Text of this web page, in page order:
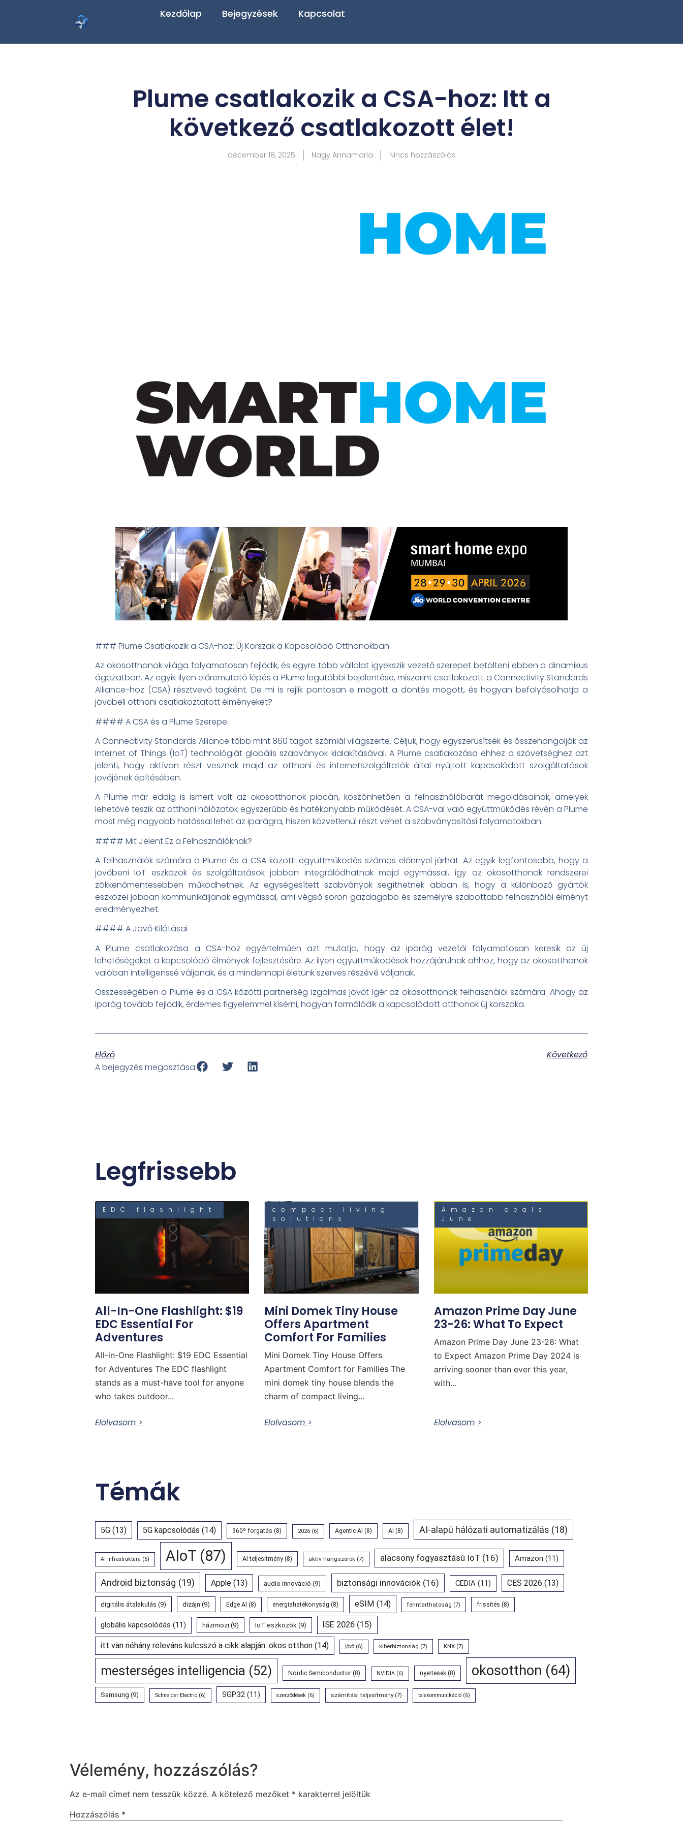
Kezdőlap Bejegyzések Kapcsolat
Plume csatlakozik a CSA-hoz: Itt a
következő csatlakozott élet!
december 18, 2025 Nagy Annamaria Nincs hozzászólás
### Plume Csatlakozik a CSA-hoz: Új Korszak a Kapcsolódó Otthonokban
Az okosotthonok világa folyamatosan fejlődik, és egyre több vállalat igyekszik vezető szerepet betölteni ebben a dinamikus
ágazatban. Az egyik ilyen előremutató lépés a Plume legutóbbi bejelentése, miszerint csatlakozott a Connectivity Standards
Alliance-hoz (CSA) résztvevő tagként. De mi is rejlik pontosan e mögött a döntés mögött, és hogyan befolyásolhatja a
jövőbeli otthoni csatlakoztatott élményeket?
#### A CSA és a Plume Szerepe
A Connectivity Standards Alliance több mint 860 tagot számlál világszerte. Céljuk, hogy egyszerűsítsék és összehangolják az
Internet of Things (IoT) technológiát globális szabványok kialakításával. A Plume csatlakozása ehhez a szövetséghez azt
jelenti, hogy aktívan részt vesznek majd az otthoni és internetszolgáltatók által nyújtott kapcsolódott szolgáltatások
jövőjének építésében.
A Plume már eddig is ismert volt az okosotthonok piacán, köszönhetően a felhasználóbarát megoldásainak, amelyek
lehetővé teszik az otthoni hálózatok egyszerűbb és hatékonyabb működését. A CSA-val való együttműködés révén a Plume
most még nagyobb hatással lehet az iparágra, hiszen közvetlenül részt vehet a szabványosítási folyamatokban.
#### Mit Jelent Ez a Felhasználóknak?
A felhasználók számára a Plume és a CSA közötti együttműködés számos előnnyel járhat. Az egyik legfontosabb, hogy a
jövőbeni IoT eszközök és szolgáltatások jobban integrálódhatnak majd egymással, így az okosotthonok rendszerei
zökkenőmentesebben működhetnek. Az egységesített szabványok segíthetnek abban is, hogy a különböző gyártók
eszközei jobban kommunikáljanak egymással, ami végső soron gazdagabb és személyre szabottabb felhasználói élményt
eredményezhet.
#### A Jövő Kilátásai
A Plume csatlakozása a CSA-hoz egyértelműen azt mutatja, hogy az iparág vezetői folyamatosan keresik az új
lehetőségeket a kapcsolódó élmények fejlesztésére. Az ilyen együttműködések hozzájárulnak ahhoz, hogy az okosotthonok
valóban intelligenssé váljanak, és a mindennapi életünk szerves részévé váljanak.
Összességében a Plume és a CSA közötti partnerség izgalmas jövőt ígér az okosotthonok felhasználói számára. Ahogy az
iparág tovább fejlődik, érdemes figyelemmel kísérni, hogyan formálódik a kapcsolódott otthonok új korszaka.
Előző
Következő
A bejegyzés megosztása:
Legfrissebb
EDC flashlight
All-In-One Flashlight: $19
EDC Essential For
Adventures
All-in-One Flashlight: $19 EDC Essential
for Adventures The EDC flashlight
stands as a must-have tool for anyone
who takes outdoor...
Elolvasom >
compact living
solutions
Mini Domek Tiny House
Offers Apartment
Comfort For Families
Mini Domek Tiny House Offers
Apartment Comfort for Families The
mini domek tiny house blends the
charm of compact living...
Elolvasom >
Amazon deals
June
Amazon Prime Day June
23-26: What To Expect
Amazon Prime Day June 23-26: What
to Expect Amazon Prime Day 2024 is
arriving sooner than ever this year,
with...
Elolvasom >
Témák
5G (13) 5G kapcsolódás (14) 360º forgatás (8) 2026 (6) Agentic AI (8) AI (8) AI-alapú hálózati automatizálás (18)
AI infrastruktúra (6) AIoT (87) AI teljesítmény (8) aktív hangszórók (7) alacsony fogyasztású IoT (16) Amazon (11)
Android biztonság (19) Apple (13) audio innováció (9) biztonsági innovációk (16) CEDIA (11) CES 2026 (13)
digitális átalakulás (9) dizájn (9) Edge AI (8) energiahatékonyság (8) eSIM (14) fenntarthatóság (7) frissítés (8)
globális kapcsolódás (11) házimozi (9) IoT eszközök (9) ISE 2026 (15)
itt van néhány releváns kulcsszó a cikk alapján: okos otthon (14) jövő (6) kiberbiztonság (7) KNX (7)
mesterséges intelligencia (52) Nordic Semiconductor (8) NVIDIA (6) nyertesek (8) okosotthon (64)
Samsung (9) Schneider Electric (6) SGP.32 (11) szerződések (6) számítási teljesítmény(7) telekommunikáció (6)
Vélemény, hozzászólás?
Az e-mail címet nem tesszük közzé. A kötelező mezőket * karakterrel jelöltük
Hozzászólás *